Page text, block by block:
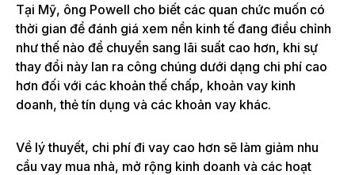
Tại Mỹ, ông Powell cho biết các quan chức muốn có
thời gian để đánh giá xem nền kinh tế đang điều chỉnh
như thế nào để chuyển sang lãi suất cao hơn, khi sự
thay đổi này lan ra công chúng dưới dạng chi phí cao
hơn đối với các khoản thế chấp, khoản vay kinh
doanh, thẻ tín dụng và các khoản vay khác.
Về lý thuyết, chi phí đi vay cao hơn sẽ làm giảm nhu
cầu vay mua nhà, mở rộng kinh doanh và các hoạt